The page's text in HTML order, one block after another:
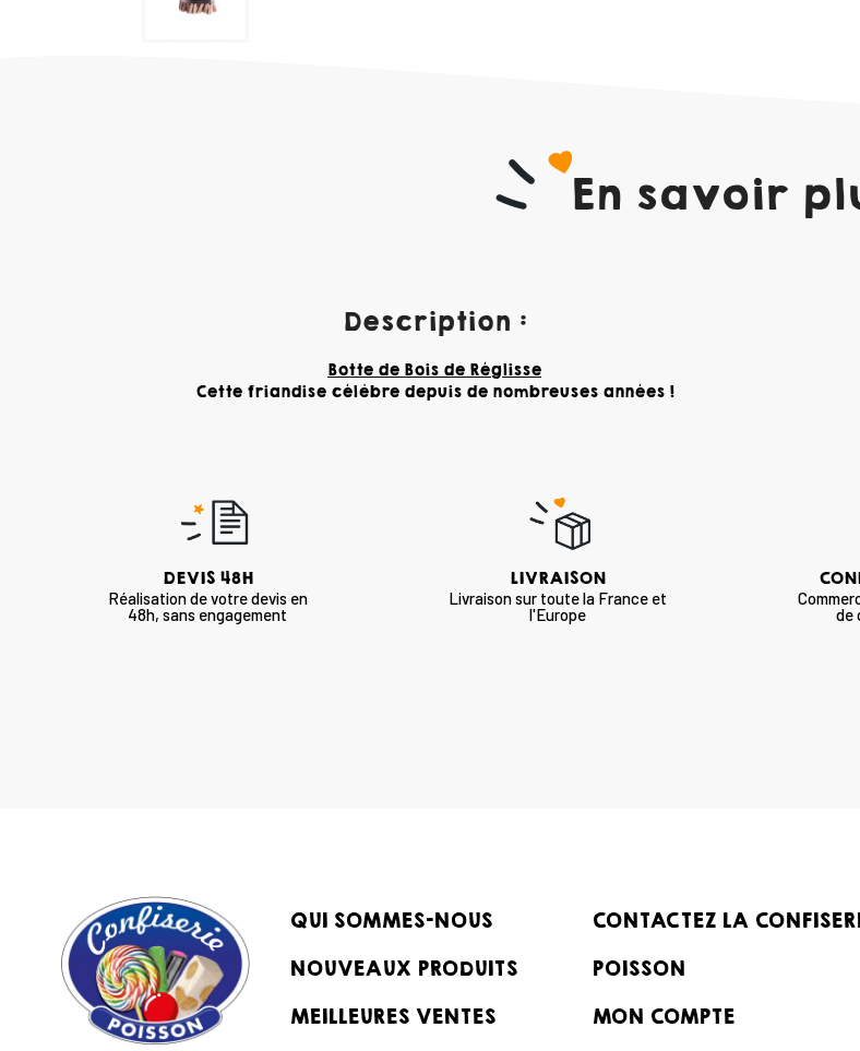
En savoir
Description :
Botte de Bois de Réglisse
Cette friandise célèbre depuis de nombreuses années !
DEVIS 48H
Réalisation de votre devis en
48h, sans engagement
LIVRAISON
Livraison sur toute la France et
l'Europe
de
QUI SOMMES-NOUS
NOUVEAUX PRODUITS
MEILLEURES VENTES
CONTACTEZ LA
POISSON
MON COMPTE